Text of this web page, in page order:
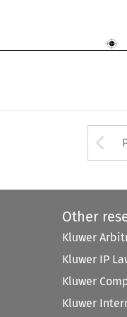
Other
Kluwer
Kluwer IP
Kluwer
Kluwer